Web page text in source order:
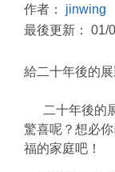
作者： jinwing
最後更新： 01/
給二十年後的展
二十年後的
驚喜呢？想必
福的家庭吧！